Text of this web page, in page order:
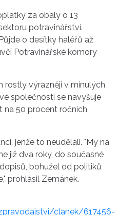
za obaly o 13
potravinářství.
o desítky haléřů až
Potravinářské komory
rostly výrazněji v minulých
společnosti se navyšuje
na 50 procent ročních
jenže to neudělali. "My na
již dva roky, do současné
bohužel od politiků
prohlásil Zemánek.
clanek/617456-